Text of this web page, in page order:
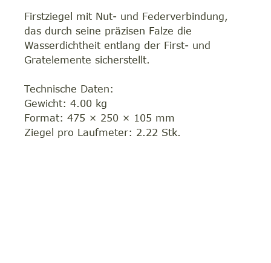
Firstziegel mit Nut- und Federverbindung,
das durch seine präzisen Falze die
Wasserdichtheit entlang der First- und
Gratelemente sicherstellt.
Technische Daten:
Gewicht: 4.00 kg
Format: 475 × 250 × 105 mm
Ziegel pro Laufmeter: 2.22 Stk.